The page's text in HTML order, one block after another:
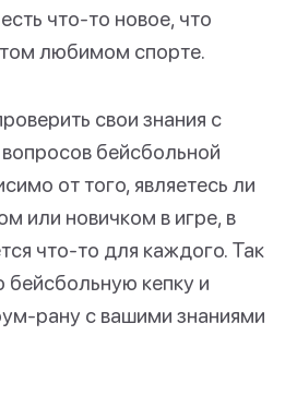
что-то новое, что
любимом спорте.
свои знания с
бейсбольной
от того, являетесь ли
или новичком в игре, в
что-то для каждого. Так
бейсбольную кепку и
рану с вашими знаниями